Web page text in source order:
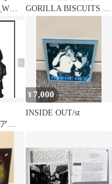
ネ
用
GORILLA BISCUITS ツ
¥ 7,000
INSIDE OUT/st